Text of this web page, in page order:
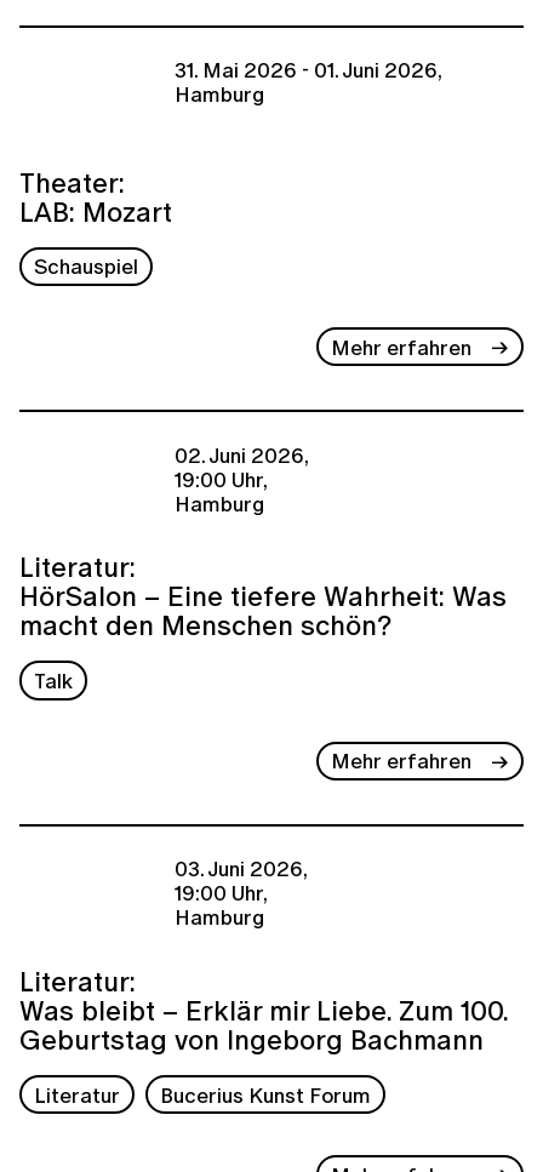
31. Mai 2026 - 01. Juni 2026,
Hamburg
Theater:
LAB: Mozart
Schauspiel
Mehr erfahren
02. Juni 2026,
19:00 Uhr,
Hamburg
Literatur:
HörSalon – Eine tiefere Wahrheit: Was
macht den Menschen schön?
Talk
Mehr erfahren
03. Juni 2026,
19:00 Uhr,
Hamburg
Literatur:
Was bleibt – Erklär mir Liebe. Zum 100.
Geburtstag von Ingeborg Bachmann
Literatur Bucerius Kunst Forum